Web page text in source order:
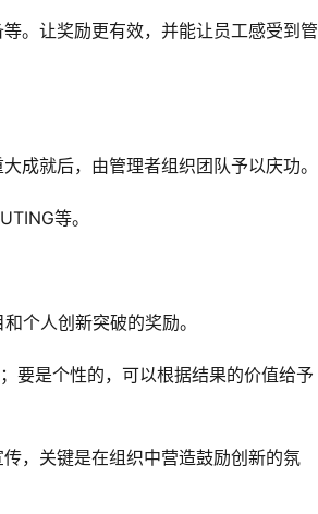
。让奖励更有效，并能让员工感受到管
成就后，由管理者组织团队予以庆功。
等。
个人创新突破的奖励。
要是个性的，可以根据结果的价值给予
，关键是在组织中营造鼓励创新的氛